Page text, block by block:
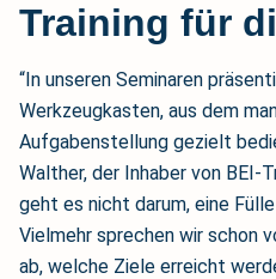
Training für
“In unseren Seminaren
Werkzeugkasten, aus dem
Aufgabenstellung gezielt
Walther, der Inhaber von BEI-
geht es nicht darum, eine
Vielmehr sprechen wir schon
ab, welche Ziele erreicht